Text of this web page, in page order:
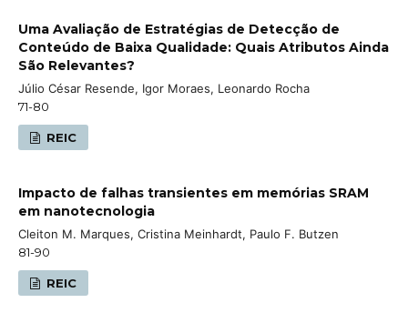
Uma Avaliação de Estratégias de Detecção de
Conteúdo de Baixa Qualidade: Quais Atributos Ainda
São Relevantes?
Júlio César Resende, Igor Moraes, Leonardo Rocha
71-80
REIC
Impacto de falhas transientes em memórias SRAM
em nanotecnologia
Cleiton M. Marques, Cristina Meinhardt, Paulo F. Butzen
81-90
REIC